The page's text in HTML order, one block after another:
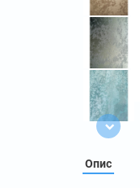
Опис